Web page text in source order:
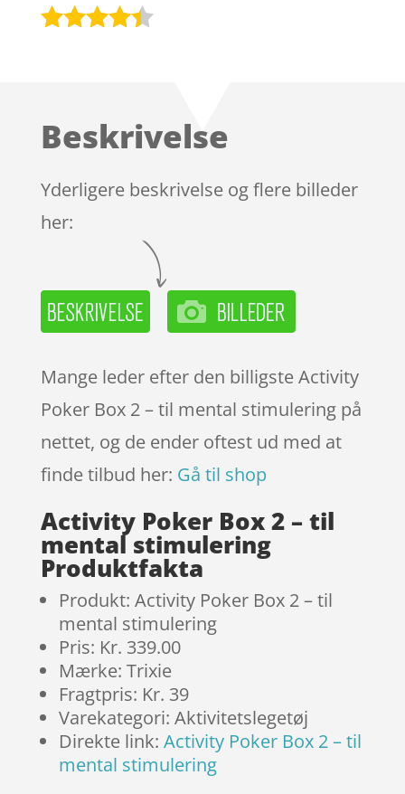
på
mmelser
Beskrivelse
Yderligere beskrivelse og flere billeder
her:
Mange leder efter den billigste Activity
Poker Box 2 – til mental stimulering på
nettet, og de ender oftest ud med at
finde tilbud her: Gå til shop
Activity Poker Box 2 – til
mental stimulering
Produktfakta
Produkt: Activity Poker Box 2 – til
mental stimulering
Pris: Kr. 339.00
Mærke: Trixie
Fragtpris: Kr. 39
Varekategori: Aktivitetslegetøj
Direkte link: Activity Poker Box 2 – til
mental stimulering